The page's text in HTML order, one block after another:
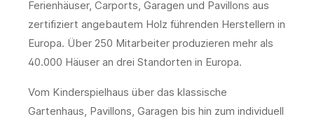
Ferienhäuser, Carports, Garagen und Pavillons aus
zertifiziert angebautem Holz führenden Herstellern in
Europa. Über 250 Mitarbeiter produzieren mehr als
40.000 Häuser an drei Standorten in Europa.
Vom Kinderspielhaus über das klassische
Gartenhaus, Pavillons, Garagen bis hin zum individuell